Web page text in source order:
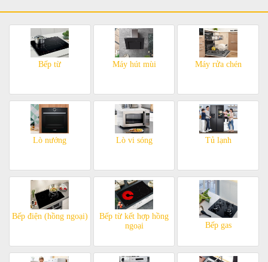
Bếp từ Máy hút mùi Máy rửa chén
Lò nướng Lò vi sóng Tủ lạnh
Bếp điện (hồng ngoại)
Bếp từ kết hợp hồng
ngoại
Bếp gas